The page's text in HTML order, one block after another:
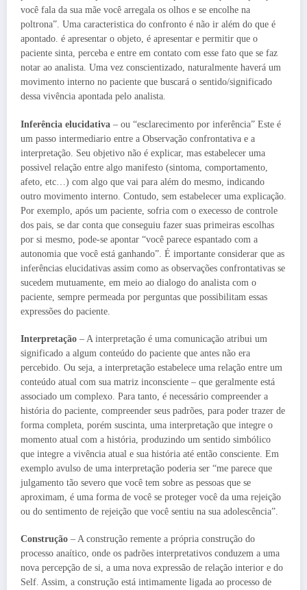
você fala da sua mãe você arregala os olhos e se encolhe na
poltrona”. Uma caracteristica do confronto é não ir além do que é
apontado. é apresentar o objeto, é apresentar e permitir que o
paciente sinta, perceba e entre em contato com esse fato que se faz
notar ao analista. Uma vez conscientizado, naturalmente haverá um
movimento interno no paciente que buscará o sentido/significado
dessa vivência apontada pelo analista.
Inferência elucidativa – ou “esclarecimento por inferência” Este é
um passo intermediario entre a Observação confrontativa e a
interpretação. Seu objetivo não é explicar, mas estabelecer uma
possivel relação entre algo manifesto (sintoma, comportamento,
afeto, etc…) com algo que vai para além do mesmo, indicando
outro movimento interno. Contudo, sem estabelecer uma explicação.
Por exemplo, após um paciente, sofria com o execesso de controle
dos pais, se dar conta que conseguiu fazer suas primeiras escolhas
por si mesmo, pode-se apontar “você parece espantado com a
autonomia que você está ganhando”. É importante considerar que as
inferências elucidativas assim como as observações confrontativas se
sucedem mutuamente, em meio ao dialogo do analista com o
paciente, sempre permeada por perguntas que possibilitam essas
expressões do paciente.
Interpretação – A interpretação é uma comunicação atribui um
significado a algum conteúdo do paciente que antes não era
percebido. Ou seja, a interpretação estabelece uma relação entre um
conteúdo atual com sua matriz inconsciente – que geralmente está
associado um complexo. Para tanto, é necessário compreender a
história do paciente, compreender seus padrões, para poder trazer de
forma completa, porém suscinta, uma interpretação que integre o
momento atual com a história, produzindo um sentido simbólico
que integre a vivência atual e sua história até então consciente. Em
exemplo avulso de uma interpretação poderia ser “me parece que
julgamento tão severo que você tem sobre as pessoas que se
aproximam, é uma forma de você se proteger você da uma rejeição
ou do sentimento de rejeição que você sentiu na sua adolescência”.
Construção – A construção remente a própria construção do
processo anaítico, onde os padrões interpretativos conduzem a uma
nova percepção de si, a uma nova expressão de relação interior e do
Self. Assim, a construção está intimamente ligada ao processo de